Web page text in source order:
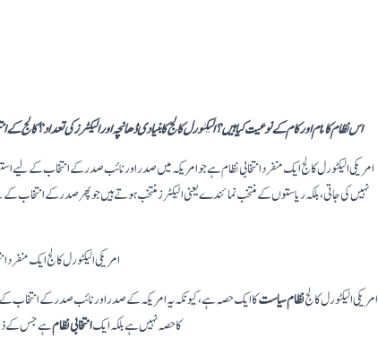
اس نظام کا نام اور کام کے نوعیت کیا ہیں؟ الیکٹورل کالج کا بنیادی ڈھانچہ اور الیکٹرز کی تعداد؟ کالج
امریکی الیکٹورل کالج ایک منفرد انتخابی نظام ہے جو امریکہ میں صدر اور نائب صدر کے انتخاب کے
نہیں کی جاتی، بلکہ ریاستوں کے منتخب نمائندے یعنی الیکٹرز منتخب ہوتے ہیں جو پھر صدر کے
امریکی الیکٹورل کالج ایک
امریکی الیکٹورل کالجنظام سیاستکا ایک حصہ ہے، کیونکہ یہ امریکہ کے صدر اور نائب صدر کے انتخاب کے
کا حصہ نہیں ہے بلکہ ایکانتخابی نظامہے جس کے